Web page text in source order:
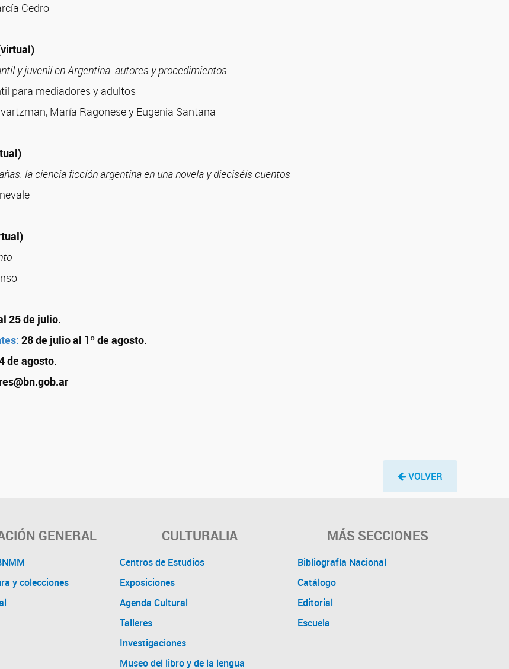
Cedro
y juvenil en Argentina: autores y procedimientos
para mediadores y adultos
María Ragonese y Eugenia Santana
la ciencia ficción argentina en una novela y dieciséis cuentos
25 de julio.
28 de julio al 1º de agosto.
de agosto.
VOLVER
GENERAL
y colecciones
CULTURALIA
Centros de Estudios
Exposiciones
Agenda Cultural
Talleres
Investigaciones
Museo del libro y de la lengua
MÁS SECCIONES
Bibliografía Nacional
Catálogo
Editorial
Escuela